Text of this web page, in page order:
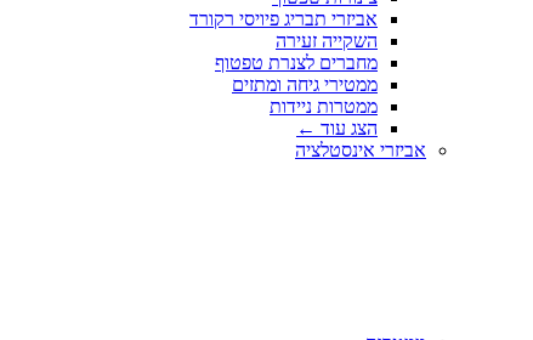
אביזרי תבריג פיויסי רקורד
השקייה זעירה
מחברים לצנרת טפטוף
ממטירי גיחה ומתזים
ממטרות ניידות
הצג עוד ←
אביזרי אינסטלציה